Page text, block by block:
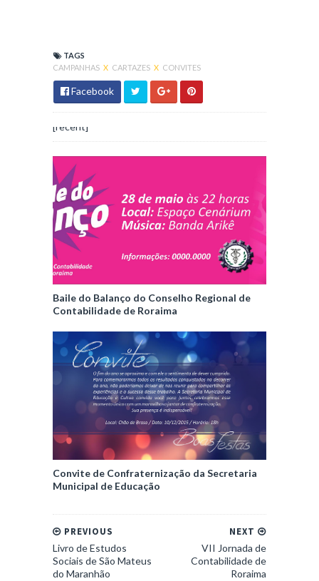
TAGS
CAMPANHAS X CARTAZES X CONVITES
Facebook
[recent]
Baile do Balanço do Conselho Regional de
Contabilidade de Roraima
Convite de Confraternização da Secretaria
Municipal de Educação
NEXT
VII Jornada de
Contabilidade de
Roraima
PREVIOUS
Livro de Estudos
Sociais de São Mateus
do Maranhão